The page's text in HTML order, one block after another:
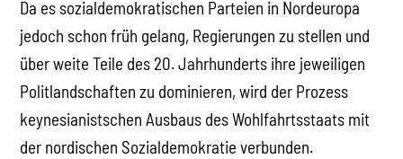
Da es sozialdemokratischen Parteien in Nordeuropa
jedoch schon früh gelang, Regierungen zu stellen und
über weite Teile des 20. Jahrhunderts ihre jeweiligen
Politlandschaften zu dominieren, wird der Prozess
keynesianistschen Ausbaus des Wohlfahrtsstaats mit
der nordischen Sozialdemokratie verbunden.